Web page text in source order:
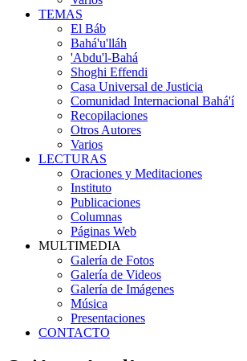
TEMAS
El Báb
Bahá'u'lláh
'Abdu'l-Bahá
Shoghi Effendi
Casa Universal de Justicia
Comunidad Internacional Bahá'í
Recopilaciones
Otros Autores
Varios
LECTURAS
Oraciones y Meditaciones
Instituto
Publicaciones
Columnas
Páginas Web
MULTIMEDIA
Galería de Fotos
Galería de Videos
Galería de Imágenes
Música
Presentaciones
CONTACTO